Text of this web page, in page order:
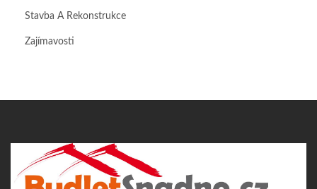
Stavba A Rekonstrukce
Zajímavosti